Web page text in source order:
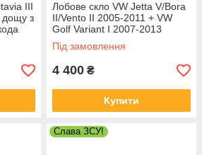
III
дощу з
Лобове скло VW Jetta V/Bora
II/Vento II 2005-2011 + VW
Golf Variant I 2007-2013
(дзеркало 05-08, 115мм) -
Фольксваген Джетта
Під замовлення
4 400 ₴
Купити
Слава ЗСУ!